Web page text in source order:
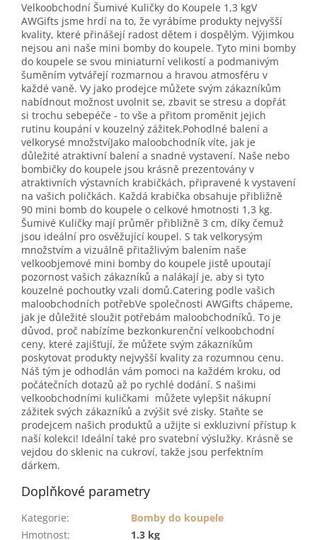
Velkoobchodní Šumivé Kuličky do Koupele 1,3 kgV
AWGifts jsme hrdí na to, že vyrábíme produkty nejvyšší
kvality, které přinášejí radost dětem i dospělým. Výjimkou
nejsou ani naše mini bomby do koupele. Tyto mini bomby
do koupele se svou miniaturní velikostí a podmanivým
šuměním vytvářejí rozmarnou a hravou atmosféru v
každé vaně. Vy jako prodejce můžete svým zákazníkům
nabídnout možnost uvolnit se, zbavit se stresu a dopřát
si trochu sebepéče - to vše a přitom proměnit jejich
rutinu koupání v kouzelný zážitek.Pohodlné balení a
velkorysé množstvíJako maloobchodník víte, jak je
důležité atraktivní balení a snadné vystavení. Naše nebo
bombičky do koupele jsou krásně prezentovány v
atraktivních výstavních krabičkách, připravené k vystavení
na vašich poličkách. Každá krabička obsahuje přibližně
90 mini bomb do koupele o celkové hmotnosti 1,3 kg.
Šumivé Kuličky mají průměr přibližně 3 cm, díky čemuž
jsou ideální pro osvěžující koupel. S tak velkorysým
množstvím a vizuálně přitažlivým balením naše
velkoobjemové mini bomby do koupele jistě upoutají
pozornost vašich zákazníků a nalákají je, aby si tyto
kouzelné pochoutky vzali domů.Catering podle vašich
maloobchodních potřebVe společnosti AWGifts chápeme,
jak je důležité sloužit potřebám maloobchodníků. To je
důvod, proč nabízíme bezkonkurenční velkoobchodní
ceny, které zajišťují, že můžete svým zákazníkům
poskytovat produkty nejvyšší kvality za rozumnou cenu.
Náš tým je odhodlán vám pomoci na každém kroku, od
počátečních dotazů až po rychlé dodání. S našimi
velkoobchodními kuličkami můžete vylepšit nákupní
zážitek svých zákazníků a zvýšit své zisky. Staňte se
prodejcem našich produktů a užijte si exkluzivní přístup k
naší kolekci! Ideální také pro svatební výslužky. Krásně se
vejdou do sklenic na cukroví, takže jsou perfektním
dárkem.
Doplňkové parametry
Kategorie:
Bomby do koupele
Hmotnost:
1.3 kg